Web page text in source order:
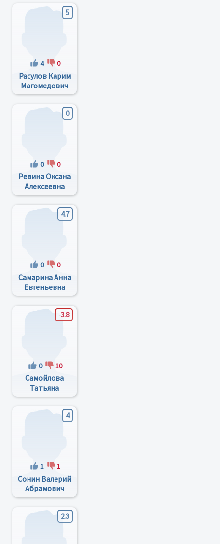
5
4 0
Расулов Карим
Магомедович
0
0 0
Ревина Оксана
Алексеевна
4.7
0 0
Самарина Анна
Евгеньевна
-3.8
0 10
Самойлова
Татьяна
Аркадьевна
4
1 1
Сонин Валерий
Абрамович
2.3